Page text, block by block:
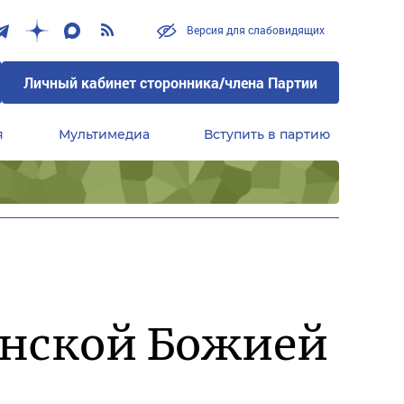
Версия для слабовидящих
Личный кабинет сторонника/члена Партии
Мультимедиа Вступить в партию
Божией